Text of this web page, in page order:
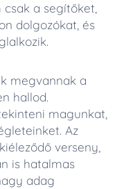
a segítőket,
dolgozókat, és
megvannak a
hallod.
magunkat,
Az
verseny,
is hatalmas
adag